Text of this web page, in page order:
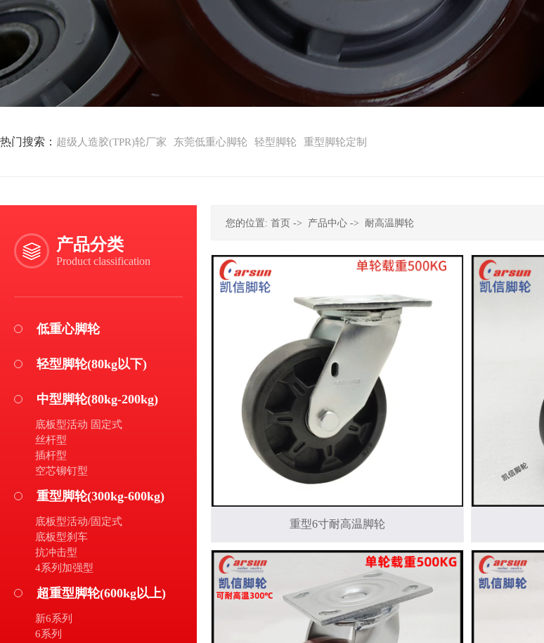
热门搜索： 超级人造胶(TPR)轮厂家 东莞低重心脚轮 轻型脚轮 重型脚轮定制
产品分类
Product classification
低重心脚轮
轻型脚轮(80kg以下)
中型脚轮(80kg-200kg)
底板型活动 固定式
丝杆型
插杆型
空芯铆钉型
重型脚轮(300kg-600kg)
底板型活动/固定式
底板型刹车
抗冲击型
4系列加强型
超重型脚轮(600kg以上)
新6系列
6系列
您的位置: 首页 -> 产品中心 -> 耐高温脚轮
重型6寸耐高温脚轮